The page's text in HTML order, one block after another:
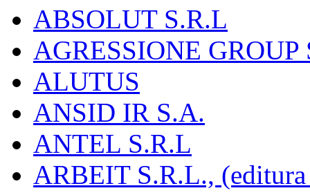
ABSOLUT S.R.L
AGRESSIONE GROUP
ALUTUS
ANSID IR S.A.
ANTEL S.R.L
ARBEIT S.R.L.,